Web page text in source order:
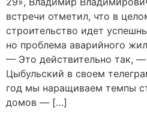
встречи отметил, что в
строительство идет
но проблема аварийного
— Это действительно так,
Цыбульский в своем
год мы наращиваем темпы
домов — […]